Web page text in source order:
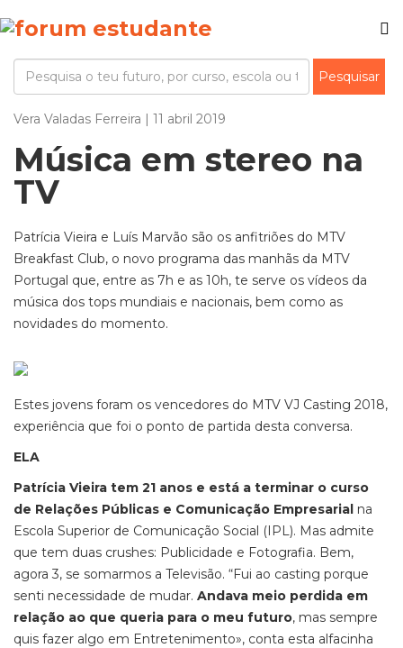
Vera Valadas Ferreira | 11 abril 2019
Música em stereo na
TV
Patrícia Vieira e Luís Marvão são os anfitriões do MTV
Breakfast Club, o novo programa das manhãs da MTV
Portugal que, entre as 7h e as 10h, te serve os vídeos da
música dos tops mundiais e nacionais, bem como as
novidades do momento.
Estes jovens foram os vencedores do MTV VJ Casting 2018,
experiência que foi o ponto de partida desta conversa.
ELA
Patrícia Vieira tem 21 anos e está a terminar o curso
de Relações Públicas e Comunicação Empresarial na
Escola Superior de Comunicação Social (IPL). Mas admite
que tem duas crushes: Publicidade e Fotografia. Bem,
agora 3, se somarmos a Televisão. “Fui ao casting porque
senti necessidade de mudar. Andava meio perdida em
relação ao que queria para o meu futuro, mas sempre
quis fazer algo em Entretenimento», conta esta alfacinha